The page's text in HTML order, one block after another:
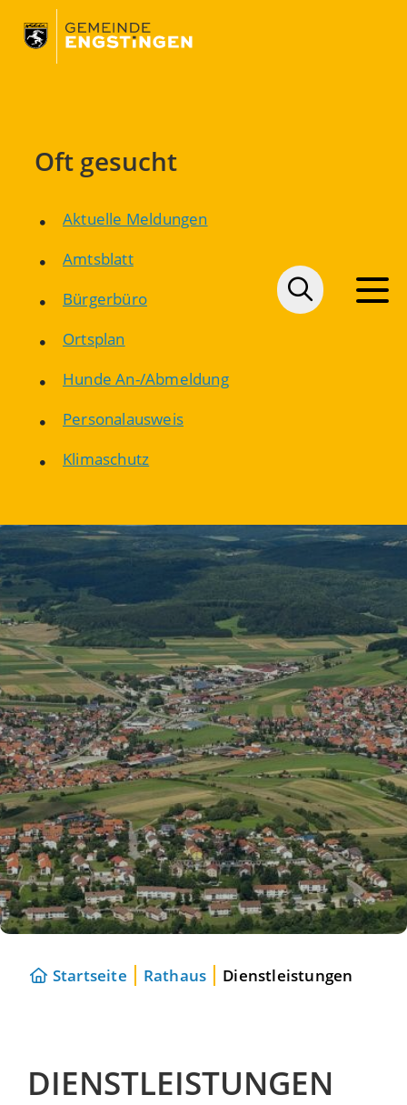
Oft gesucht
Aktuelle Meldungen
Amtsblatt
Bürgerbüro
Ortsplan
Hunde An-/Abmeldung
Personalausweis
Klimaschutz
Startseite Rathaus Dienstleistungen
DIENSTLEISTUNGEN